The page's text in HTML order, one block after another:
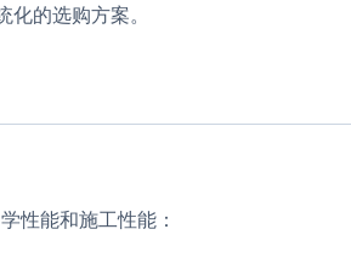
的选购方案。
性能和施工性能：